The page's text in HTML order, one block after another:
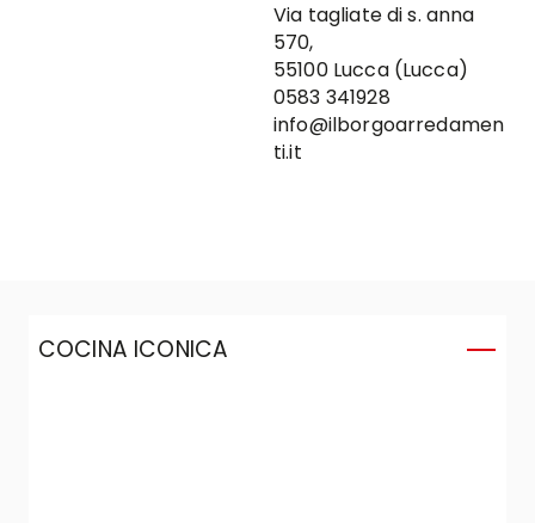
Via tagliate di s. anna
570,
55100 Lucca (Lucca)
0583 341928
info@ilborgoarredamen
ti.it
COCINA ICONICA